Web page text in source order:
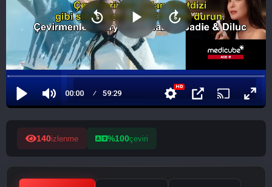
140izlenme %100çeviri